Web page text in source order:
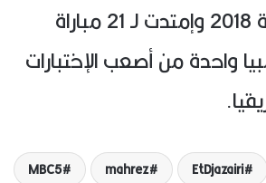
هزيمة التي بدؤوها في أكتوبر من سنة 2018 وإمتدت لـ 21 مباراة
واحدة من أصعب الإختبارات
EtDjazairi
mahrez
MBC5